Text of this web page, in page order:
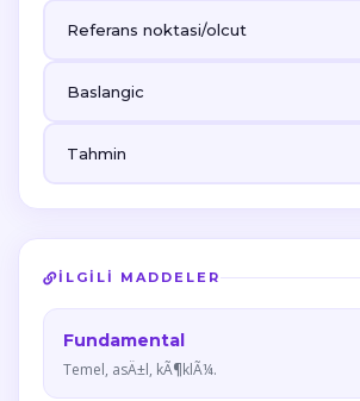
Referans noktasi/olcut
Baslangic
Tahmin
İLGILI MADDELER
Fundamental
Temel, asÄ±l, kÃ¶klÃ¼.